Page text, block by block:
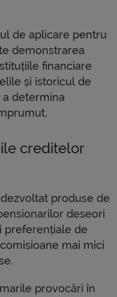
de aplicare pentru
demonstrarea
financiare
și istoricul de
determina
creditelor
produse de
deseori
preferențiale de
mai mici
provocări în